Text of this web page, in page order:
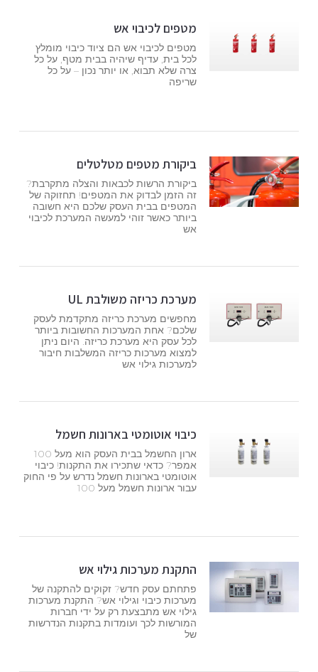
מטפים לכיבוי אש
מטפים לכיבוי אש הם ציוד כיבוי מומלץ
לכל בית, עדיף שיהיה בבית מטף, על כל
צרה שלא תבוא, או יותר נכון – על כל
שריפה
ביקורת מטפים מטלטלים
ביקורת הרשות לכבאות והצלה מתקרבת?
זה הזמן לבדוק את המטפים! תחזוקה של
המטפים בבית העסק שלכם היא חשובה
ביותר כאשר זוהי למעשה המערכת לכיבוי
אש
מערכת כריזה משולבת UL
מחפשים מערכת כריזה מתקדמת לעסק
שלכם? אחת המערכות החשובות ביותר
לכל עסק היא מערכת כריזה. היום ניתן
למצוא מערכות כריזה המשלבות חיבור
למערכות גילוי אש
כיבוי אוטומטי בארונות חשמל
ארון החשמל בבית העסק הוא מעל 100
אמפר? כדאי שתכירו את התקנות! כיבוי
אוטומטי בארונות חשמל נדרש על פי החוק
עבור ארונות חשמל מעל 100
התקנת מערכות גילוי אש
פתחתם עסק חדש? זקוקים להתקנה של
מערכות כיבוי וגילוי אש? התקנת מערכות
גילוי אש מתבצעת רק על ידי חברות
המורשות לכך ועומדות בתקנות הנדרשות
של